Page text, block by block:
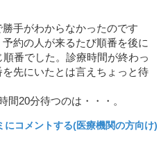
手がわからなかったのです
約の人が来るたび順番を後に
番でした。診療時間が終わっ
先にいたとは言えちょっと待
間20分待つのは・・・。
コメントする(医療機関の方向け)